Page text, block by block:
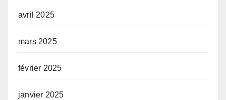
avril 2025
mars 2025
février 2025
janvier 2025